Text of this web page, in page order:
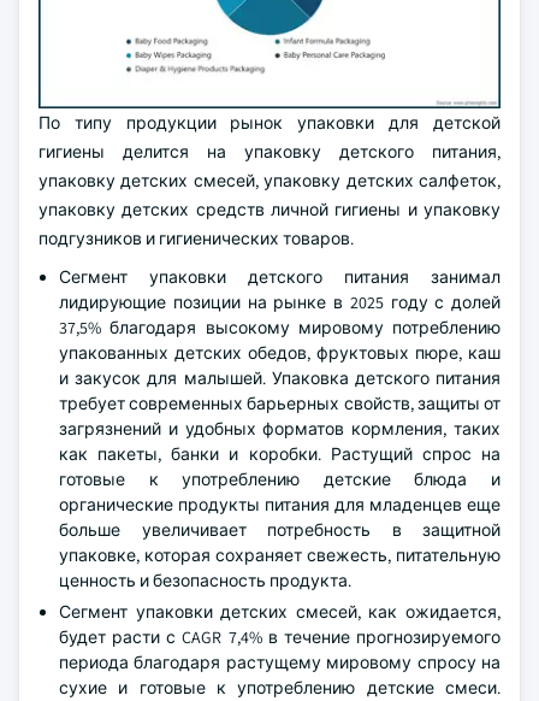
По типу продукции рынок упаковки для детской
гигиены делится на упаковку детского питания,
упаковку детских смесей, упаковку детских салфеток,
упаковку детских средств личной гигиены и упаковку
подгузников и гигиенических товаров.
Сегмент упаковки детского питания занимал
лидирующие позиции на рынке в 2025 году с долей
37,5% благодаря высокому мировому потреблению
упакованных детских обедов, фруктовых пюре, каш
и закусок для малышей. Упаковка детского питания
требует современных барьерных свойств, защиты от
загрязнений и удобных форматов кормления, таких
как пакеты, банки и коробки. Растущий спрос на
готовые к употреблению детские блюда и
органические продукты питания для младенцев еще
больше увеличивает потребность в защитной
упаковке, которая сохраняет свежесть, питательную
ценность и безопасность продукта.
Сегмент упаковки детских смесей, как ожидается,
будет расти с CAGR 7,4% в течение прогнозируемого
периода благодаря растущему мировому спросу на
сухие и готовые к употреблению детские смеси.